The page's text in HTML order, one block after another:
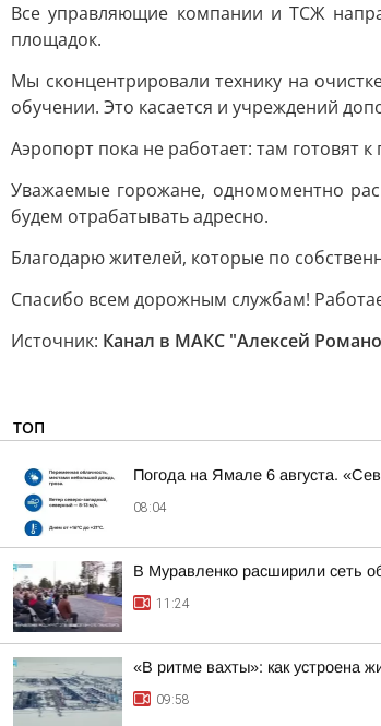
Все управляющие компании и ТСЖ
площадок.
Мы сконцентрировали технику на
обучении. Это касается и учреждений
Аэропорт пока не работает: там готовят
Уважаемые горожане, одномоментно
будем отрабатывать адресно.
Благодарю жителей, которые по
Спасибо всем дорожным службам!
Источник: Канал в МАКС "Алексей
ТОП
Погода на Ямале 6 августа.
08:04
В Муравленко расширили сеть
11:24
«В ритме вахты»: как устроена
09:58